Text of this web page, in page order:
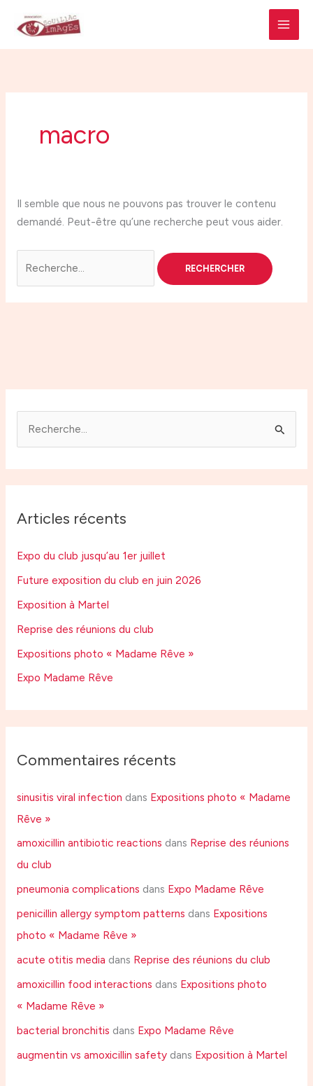
macro
Il semble que nous ne pouvons pas trouver le contenu
demandé. Peut-être qu’une recherche peut vous aider.
e
c
h
e
r
:
Articles récents
Expo du club jusqu’au 1er juillet
Future exposition du club en juin 2026
Exposition à Martel
Reprise des réunions du club
Expositions photo « Madame Rêve »
Expo Madame Rêve
Commentaires récents
sinusitis viral infection dans Expositions photo « Madame
Rêve »
amoxicillin antibiotic reactions dans Reprise des réunions
du club
pneumonia complications dans Expo Madame Rêve
penicillin allergy symptom patterns dans Expositions
photo « Madame Rêve »
acute otitis media dans Reprise des réunions du club
amoxicillin food interactions dans Expositions photo
« Madame Rêve »
bacterial bronchitis dans Expo Madame Rêve
augmentin vs amoxicillin safetydans Exposition à Martel
r
c
i
a
t
g
s